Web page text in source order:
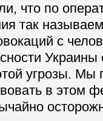
что по
так
с
Украины
угрозы. Мы
в этом